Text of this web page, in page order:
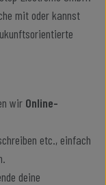
mit oder kannst
wir Online-
etc., einfach
deine